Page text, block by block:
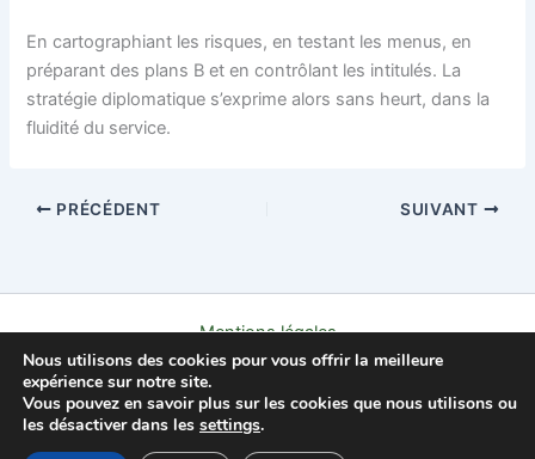
En cartographiant les risques, en testant les menus, en
préparant des plans B et en contrôlant les intitulés. La
stratégie diplomatique s’exprime alors sans heurt, dans la
fluidité du service.
PRÉCÉDENT SUIVANT
Mentions légales
Politique de confidentialité
À propos
Nous utilisons des cookies pour vous offrir la meilleure
expérience sur notre site.
Vous pouvez en savoir plus sur les cookies que nous utilisons ou
les désactiver dans les settings.